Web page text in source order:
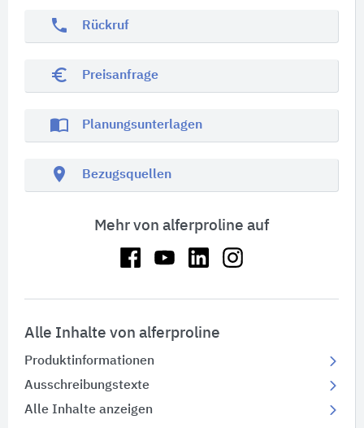
phone Rückruf
euro_symbol Preisanfrage
import_contacts Planungsunterlagen
location_on Bezugsquellen
Mehr von alferproline auf
Alle Inhalte von alferproline
Produktinformationen
Ausschreibungstexte
Alle Inhalte anzeigen